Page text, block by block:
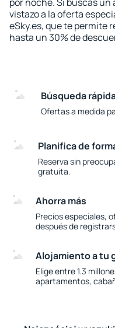
vistazo a la oferta
eSky.es, que te permite
hasta un 30% de
Búsqueda
Ofertas a medida
Planifica de
Reserva sin
gratuita.
Ahorra más
Precios especiales,
después de
Alojamiento a tu
Elige entre 1.3
apartamentos,